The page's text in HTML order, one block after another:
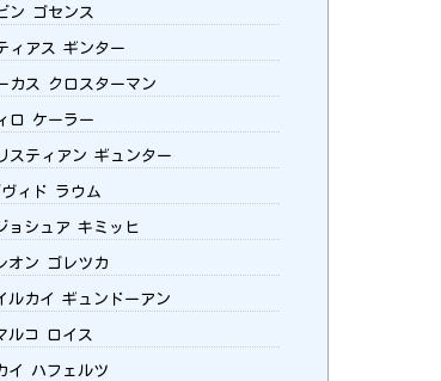
ン ゴセンス
ィアス ギンター
カス クロスターマン
ロ ケーラー
スティアン ギュンター
ィド ラウム
ョシュア キミッヒ
オン ゴレツカ
ルカイ ギュンドーアン
ルコ ロイス
イ ハフェルツ